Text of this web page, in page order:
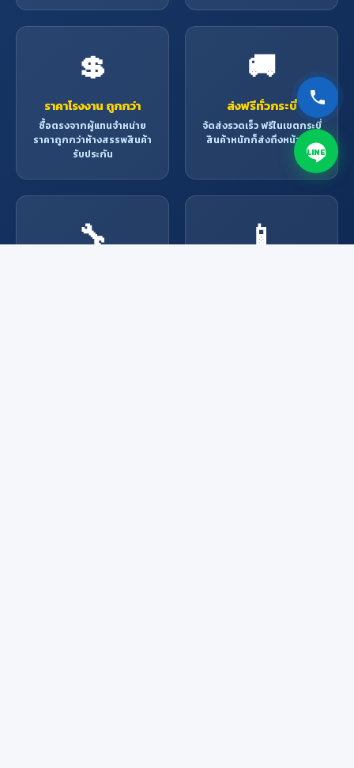
💲
ราคาโรงงาน ถูกกว่า
ซื้อตรงจากผู้แทนจำหน่าย
ราคาถูกกว่าห้างสรรพสินค้า
รับประกัน
🚚
ส่งฟรีทั่วกระบี่
จัดส่งรวดเร็ว ฟรีในเขตกระบี่
สินค้าหนักก็ส่งถึงหน้าบ้าน
🔧 📱
LINE